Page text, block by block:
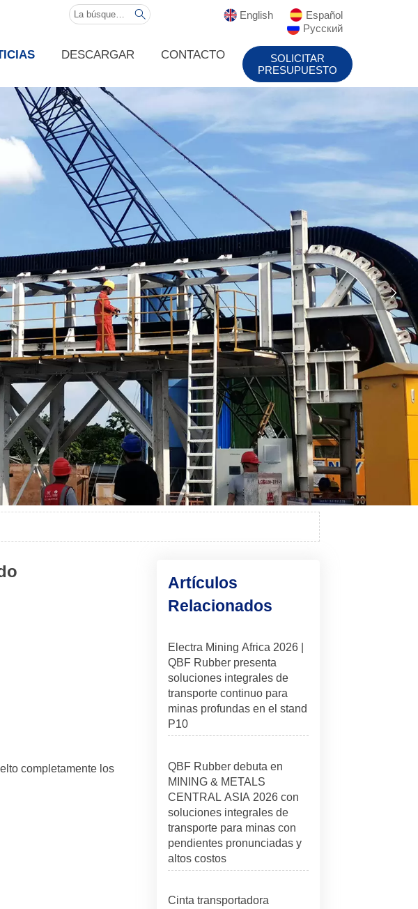
 English
Español
Русский
DESCARGAR CONTACTO
SOLICITAR
PRESUPUESTO

completamente los
Artículos
Relacionados
Electra Mining Africa 2026 |
QBF Rubber presenta
soluciones integrales de
transporte continuo para
minas profundas en el stand
P10
QBF Rubber debuta en
MINING & METALS
CENTRAL ASIA 2026 con
soluciones integrales de
transporte para minas con
pendientes pronunciadas y
altos costos
Cinta transportadora